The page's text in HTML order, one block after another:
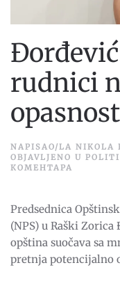
rudnici
NAPISAO/LA NIKOLA
OBJAVLJENO U
КОМЕНТАРА
NAJVEĆA
OPASNOST
PO
RAŠKU
Predsednica
(NPS) u Raški
opština suočava sa
pretnja potencijalno